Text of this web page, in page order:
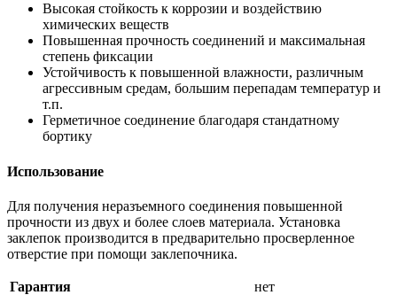
Высокая стойкость к коррозии и воздействию
химических веществ
Повышенная прочность соединений и максимальная
степень фиксации
Устойчивость к повышенной влажности, различным
агрессивным средам, большим перепадам температур и
т.п.
Герметичное соединение благодаря стандатному
бортику
Использование
Для получения неразъемного соединения повышенной
прочности из двух и более слоев материала. Установка
заклепок производится в предварительно просверленное
отверстие при помощи заклепочника.
Гарантия
нет